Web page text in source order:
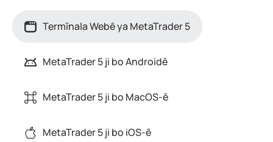
Termînala Webê ya MetaTrader 5
MetaTrader 5 ji bo Androidê
MetaTrader 5 ji bo MacOS-ê
MetaTrader 5 ji bo iOS-ê